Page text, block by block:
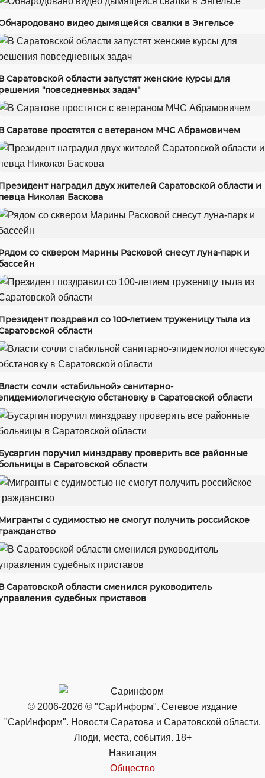
видео дымящейся свалки в Энгельсе
Саратовской области запустят женские курсы для
"повседневных задач"
Саратове простятся с ветераном МЧС Абрамовичем
наградил двух жителей Саратовской области и
Николая Баскова
со сквером Марины Расковой снесут луна-парк и
поздравил со 100-летием труженицу тыла из
области
сочли «стабильной» санитарно-
обстановку в Саратовской области
поручил минздраву проверить все районные
в Саратовской области
с судимостью не смогут получить российское
Саратовской области сменился руководитель
судебных приставов
© 2006-2026 © "СарИнформ". Сетевое издание
"СарИнформ". Новости Саратова и Саратовской области.
Люди, места, события. 18+
Навигация
Общество